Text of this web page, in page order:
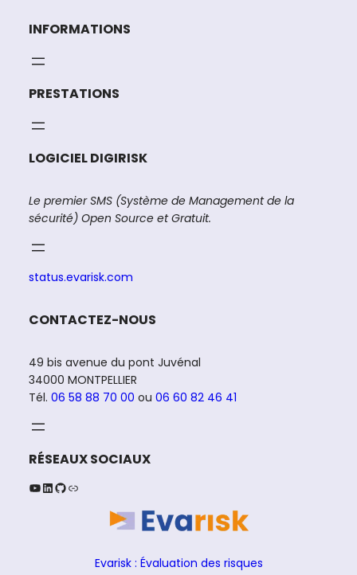
INFORMATIONS
PRESTATIONS
LOGICIEL DIGIRISK
Le premier SMS (Système de Management de la
sécurité) Open Source et Gratuit.
status.evarisk.com
CONTACTEZ-NOUS
49 bis avenue du pont Juvénal
34000 MONTPELLIER
Tél. 06 58 88 70 00 ou 06 60 82 46 41
RÉSEAUX SOCIAUX
YouTube LinkedIn GitHub Lien
Evarisk : Évaluation des risques